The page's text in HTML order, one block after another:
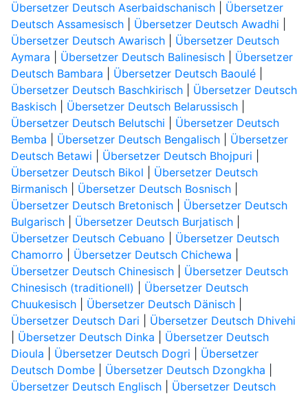
Übersetzer Deutsch Aserbaidschanisch| Übersetzer
Deutsch Assamesisch| Übersetzer Deutsch Awadhi
Übersetzer Deutsch Awarisch| Übersetzer Deutsch
Aymara
Übersetzer Deutsch Balinesisch| Übersetzer
Deutsch Bambara
Übersetzer Deutsch Baoulé|
Übersetzer Deutsch Baschkirisch| Übersetzer Deutsch
Baskisch| Übersetzer Deutsch Belarussisch|
Übersetzer Deutsch Belutschi
Übersetzer Deutsch
Bemba
Übersetzer Deutsch Bengalisch| Übersetzer
Deutsch Betawi
Übersetzer Deutsch Bhojpuri
Übersetzer Deutsch Bikol
Übersetzer Deutsch
Birmanisch| Übersetzer Deutsch Bosnisch|
Übersetzer Deutsch Bretonisch| Übersetzer Deutsch
Bulgarisch| Übersetzer Deutsch Burjatisch|
Übersetzer Deutsch Cebuano
Übersetzer Deutsch
Chamorro
Übersetzer Deutsch Chichewa
Übersetzer Deutsch Chinesisch| Übersetzer Deutsch
Chinesisch (traditionell)
Übersetzer Deutsch
Chuukesisch| Übersetzer Deutsch Dänisch|
Übersetzer Deutsch Dari
Übersetzer Deutsch Dhivehi
Übersetzer Deutsch Dinka
Übersetzer Deutsch
Dioula
Übersetzer Deutsch Dogri
Übersetzer
Deutsch Dombe| Übersetzer Deutsch Dzongkha
Übersetzer Deutsch Englisch| Übersetzer Deutsch